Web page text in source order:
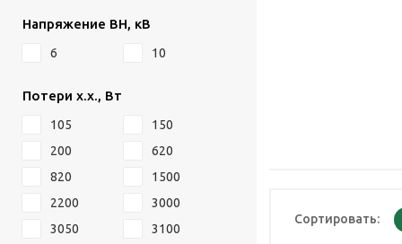
Напряжение ВН, кВ
6 10
Потери х.х., Вт
105
150
200
620
820
1500
2200
3000
3050
3100
Сортировать: